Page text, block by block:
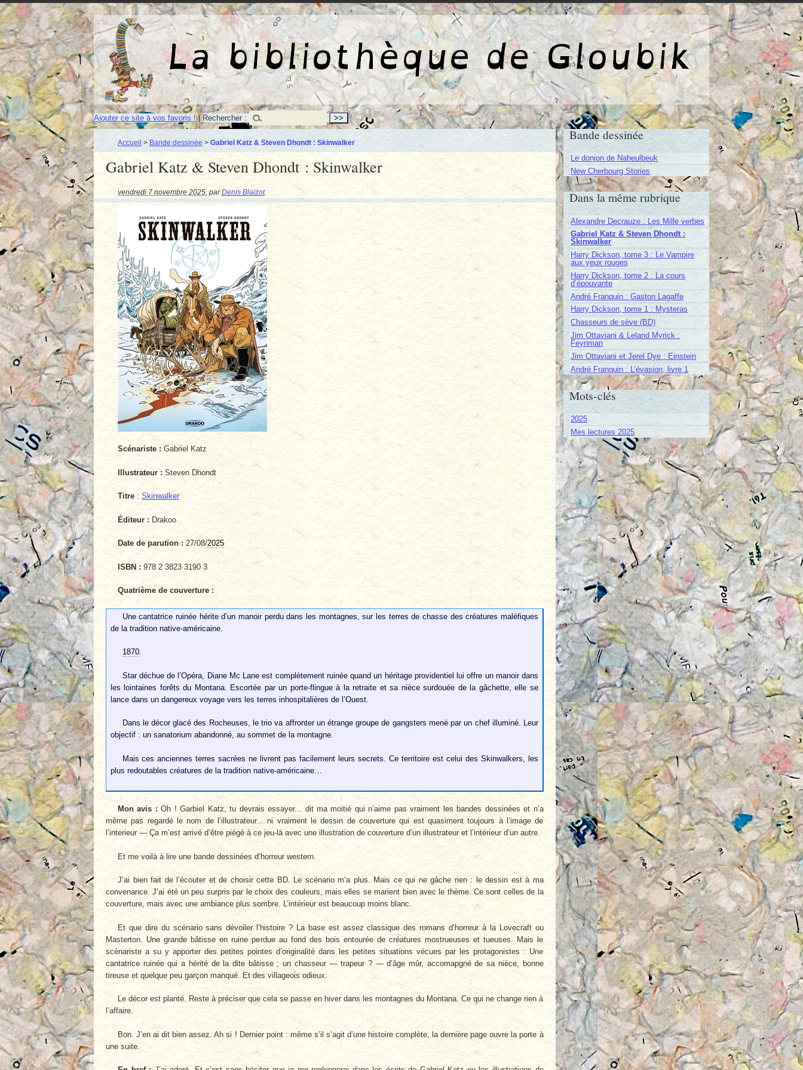
La bibliothèque de Gloubik
Ajouter ce site à vos favoris !|Rechercher :
Accueil > Bande dessinée > Gabriel Katz & Steven Dhondt : Skinwalker
Gabriel Katz & Steven Dhondt : Skinwalker
vendredi 7 novembre 2025 parDenis Blaizot
Scénariste : Gabriel Katz
Illustrateur :Steven Dhondt
Titre : Skinwalker
Éditeur : Drakoo
Date de parution : 27/08/2025
ISBN : 978 2 3823 3190 3
Quatrième de couverture :
Une cantatrice ruinée hérite d’un manoir perdu dans les montagnes, sur les terres de chasse des créatures maléfiques
de la tradition native-américaine.
1870.
Star déchue de l’Opéra, Diane Mc Lane est complètement ruinée quand un héritage providentiel lui offre un manoir dans
les lointaines forêts du Montana. Escortée par un porte-flingue à la retraite et sa nièce surdouée de la gâchette, elle se
lance dans un dangereux voyage vers les terres inhospitalières de l’Ouest.
Dans le décor glacé des Rocheuses, le trio va affronter un étrange groupe de gangsters mené par un chef illuminé. Leur
objectif : un sanatorium abandonné, au sommet de la montagne.
Mais ces anciennes terres sacrées ne livrent pas facilement leurs secrets. Ce territoire est celui des Skinwalkers, les
plus redoutables créatures de la tradition native-américaine…
Mon avis :Oh ! Garbiel Katz, tu devrais essayer... dit ma moitié qui n’aime pas vraiment les bandes dessinées et n’a
même pas regardé le nom de l’illustrateur... ni vraiment le dessin de couverture qui est quasiment toujours à l’image de
l’interieur — Ça m’est arrivé d’être piégé à ce jeu-là avec une illustration de couverture d’un illustrateur et l’intérieur d’un autre.
Et me voilà à lire une bande dessinées d’horreur western.
J’ai bien fait de l’écouter et de choisir cette BD. Le scénario m’a plus. Mais ce qui ne gâche rien : le dessin est à ma
convenance. J’ai été un peu surpris par le choix des couleurs, mais elles se marient bien avec le thème. Ce sont celles de la
couverture, mais avec une ambiance plus sombre. L’intérieur est beaucoup moins blanc.
Et que dire du scénario sans dévoiler l’histoire ? La base est assez classique des romans d’horreur à la Lovecraft ou
Masterton. Une grande bâtisse en ruine perdue au fond des bois entourée de créatures mostrueuses et tueuses. Mais le
scénariste a su y apporter des petites pointes d’originalité dans les petites situations vécues par les protagonistes : Une
cantatrice ruinée qui a hérité de la dite bâtisse ; un chasseur — trapeur ? — d’âge mûr, accomapgné de sa nièce, bonne
tireuse et quelque peu garçon manqué. Et des villageois odieux.
Le décor est planté. Reste à préciser que cela se passe en hiver dans les montagnes du Montana. Ce qui ne change rien à
l’affaire.
Bon. J’en ai dit bien assez. Ah si ! Dernier point : même s’il s’agit d’une histoire complète, la dernière page ouvre la porte à
une suite.
Bande dessinée
Le donjon de Naheulbeuk
New Cherbourg Stories
Dans la même rubrique
Alexandre Decrauze : Les Mille verbes
Gabriel Katz & Steven Dhondt :
Skinwalker
Harry Dickson, tome 3 : Le Vampire
aux yeux rouges
Harry Dickson, tome 2 : La cours
d’épouvante
André Franquin : Gaston Lagaffe
Harry Dickson, tome 1 : Mysteras
Chasseurs de sève (BD)
Jim Ottaviani & Leland Myrick :
Feynman
Jim Ottaviani et Jerel Dye : Einstein
André Franquin : L’évasion, livre 1
Mots-clés
2025
Mes lectures 2025